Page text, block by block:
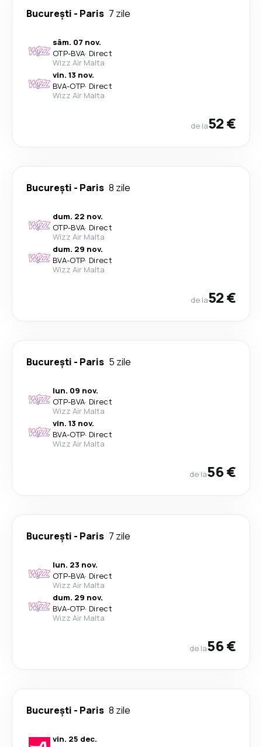
București - Paris 7 zile
sâm. 07 nov.
OTP-BVA· Direct
Wizz Air Malta
vin. 13 nov.
BVA-OTP· Direct
Wizz Air Malta
de la52 €
București - Paris 8 zile
dum. 22 nov.
OTP-BVA· Direct
Wizz Air Malta
dum. 29 nov.
BVA-OTP· Direct
Wizz Air Malta
de la52 €
București - Paris 5 zile
lun. 09 nov.
OTP-BVA· Direct
Wizz Air Malta
vin. 13 nov.
BVA-OTP· Direct
Wizz Air Malta
de la56 €
București - Paris 7 zile
lun. 23 nov.
OTP-BVA· Direct
Wizz Air Malta
dum. 29 nov.
BVA-OTP· Direct
Wizz Air Malta
de la56 €
București - Paris 8 zile
vin. 25 dec.